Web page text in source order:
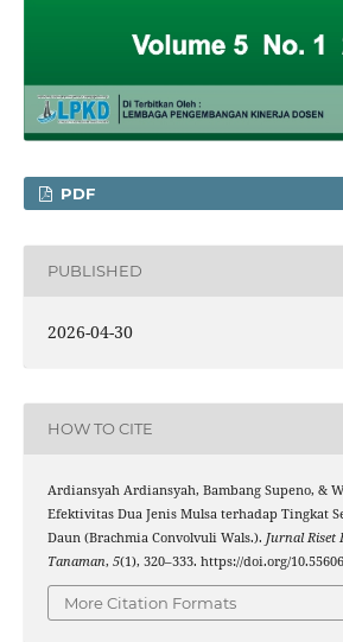
PDF
PUBLISHED
2026-04-30
HOW TO CITE
Ardiansyah Ardiansyah, Bambang Supeno, &
Efektivitas Dua Jenis Mulsa terhadap Tingkat
Daun (Brachmia Convolvuli Wals.). Jurnal Riset
Tanaman, 5(1), 320–333. https://doi.org/
More Citation Formats